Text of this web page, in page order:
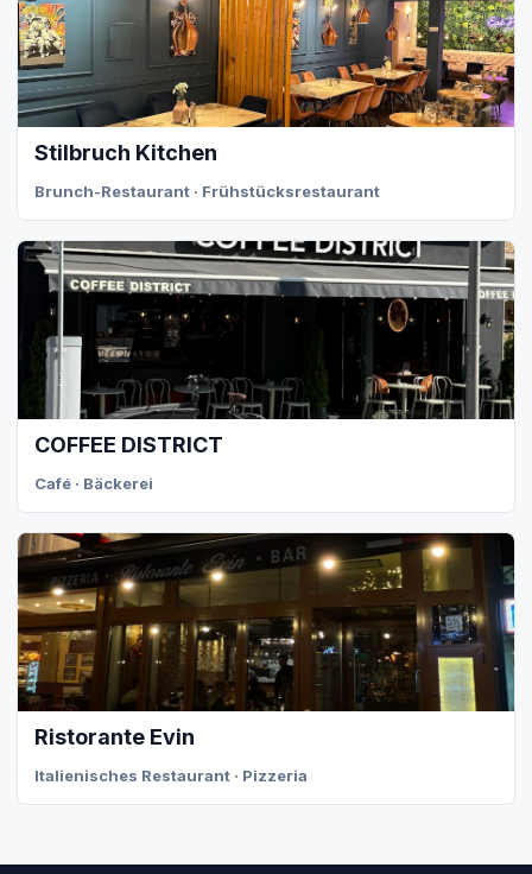
Stilbruch Kitchen
Brunch-Restaurant · Frühstücksrestaurant
COFFEE DISTRICT
Café · Bäckerei
Ristorante Evin
Italienisches Restaurant · Pizzeria